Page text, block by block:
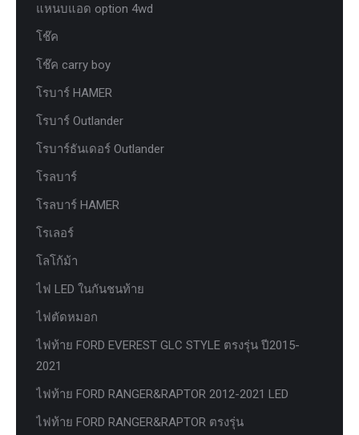
แหนบแอด option 4wd
โช๊ค
โช๊ค carry boy
โรบาร์ HAMER
โรบาร์ Outlander
โรบาร์ธันเดอร์ Outlander
โรลบาร์
โรลบาร์ HAMER
โรเลอร์
โลโก้ม้า
ไฟ LED ในกันชนท้าย
ไฟตัดหมอก
ไฟท้าย FORD EVEREST GLC STYLE ตรงรุ่น ปี2015-
2021
ไฟท้าย FORD RANGER&RAPTOR 2012-2021 LED
ไฟท้าย FORD RANGER&RAPTOR ตรงรุ่น